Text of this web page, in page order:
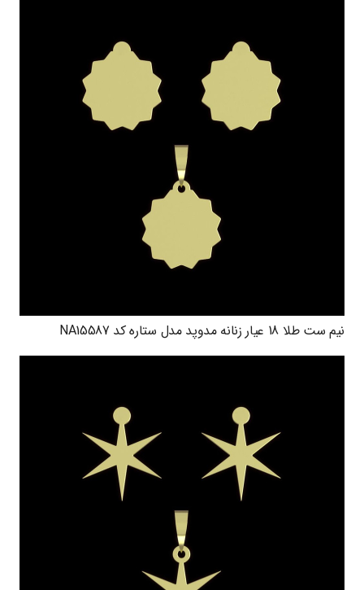
نیم ست طلا 18 عیار زنانه مدوپد مدل ستاره کد NA15587